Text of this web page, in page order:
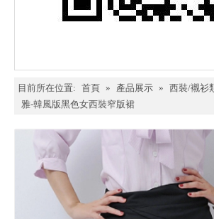
目前所在位置: 首頁 » 產品展示 » 西裝/襯衫
雅-韓風版黑色女西裝窄版裙